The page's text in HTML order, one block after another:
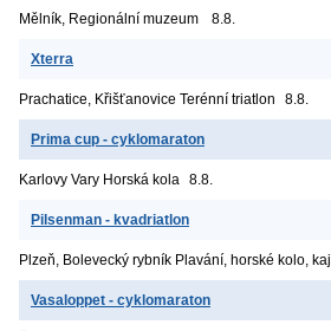
Mělník, Regionální muzeum 8.8.
Xterra
Prachatice, Křišťanovice Terénní triatlon 8.8.
Prima cup - cyklomaraton
Karlovy Vary Horská kola 8.8.
Pilsenman - kvadriatlon
Plzeň, Bolevecký rybník Plavání, horské kolo,
Vasaloppet - cyklomaraton